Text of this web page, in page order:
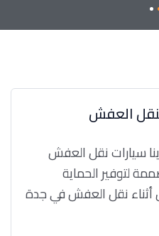
العفش
سيارات نقل العفش
لتوفير الحماية
نقل العفش في جدة